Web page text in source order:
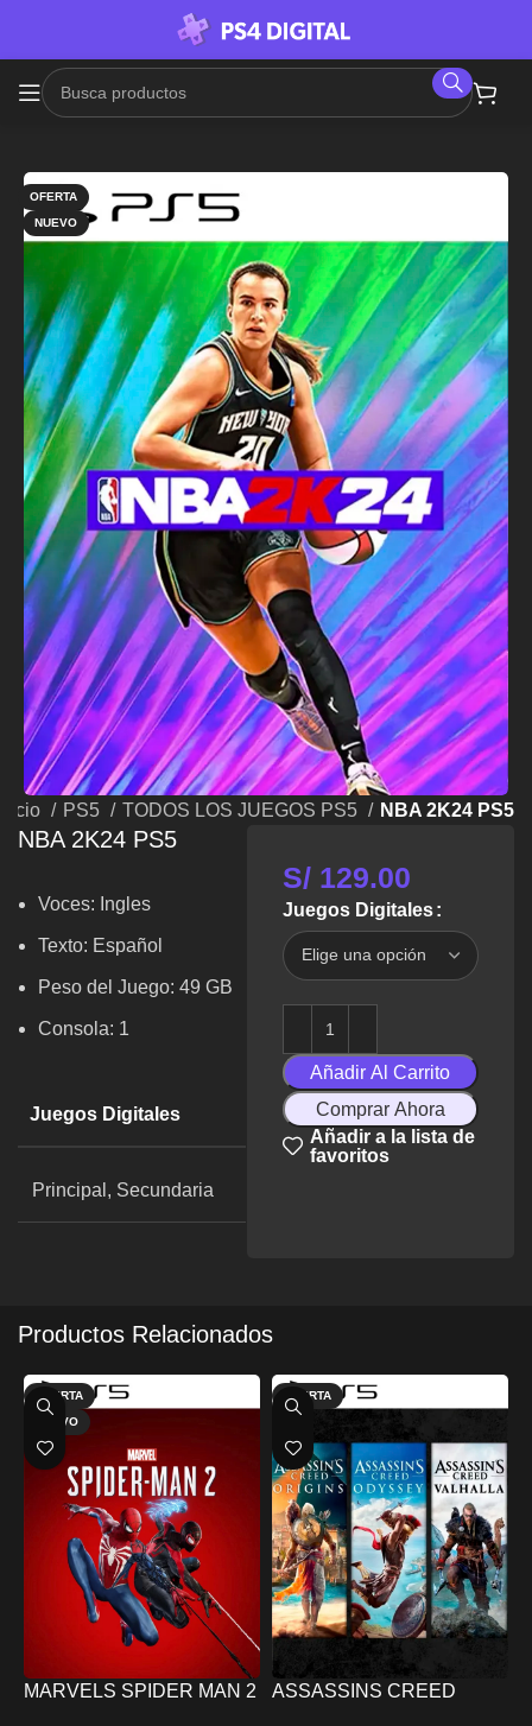
OFERTA
NUEVO
PS5 TODOS LOS JUEGOS PS5 NBA 2K24 PS5
NBA 2K24 PS5
Voces: Ingles
Texto: Español
Peso del Juego: 49 GB
Consola: 1
Juegos Digitales
Principal, Secundaria
S/129.00
Juegos Digitales
Añadir Al Carrito
Comprar Ahora
Añadir a la lista de
favoritos
Productos Relacionados
OFERTA
NUEVO
MARVELS SPIDER MAN 2
OFERTA
ASSASSINS CREED